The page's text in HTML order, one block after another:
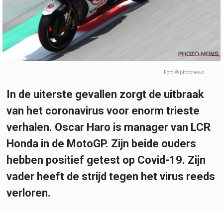
Foto: © photonews
In de uiterste gevallen zorgt de uitbraak
van het coronavirus voor enorm trieste
verhalen. Oscar Haro is manager van LCR
Honda in de MotoGP. Zijn beide ouders
hebben positief getest op Covid-19. Zijn
vader heeft de strijd tegen het virus reeds
verloren.